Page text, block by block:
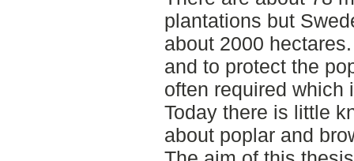
plantations but
about 2000
and to protect the
often required which
Today there is little
about poplar and